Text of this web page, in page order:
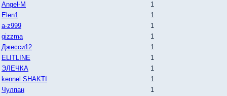
Angel-M
1
Elen1
1
a-z999
1
gizzma
1
Джесси12
1
ELITLINE
1
ЭЛЕЧКА
1
kennel SHAKTI
1
Чулпан
1